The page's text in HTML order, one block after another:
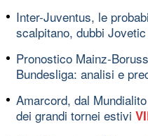
Inter-Juventus, le
scalpitano, dubbi
Pronostico Mainz-
Bundesliga: analisi e
Amarcord, dal
dei grandi tornei estivi